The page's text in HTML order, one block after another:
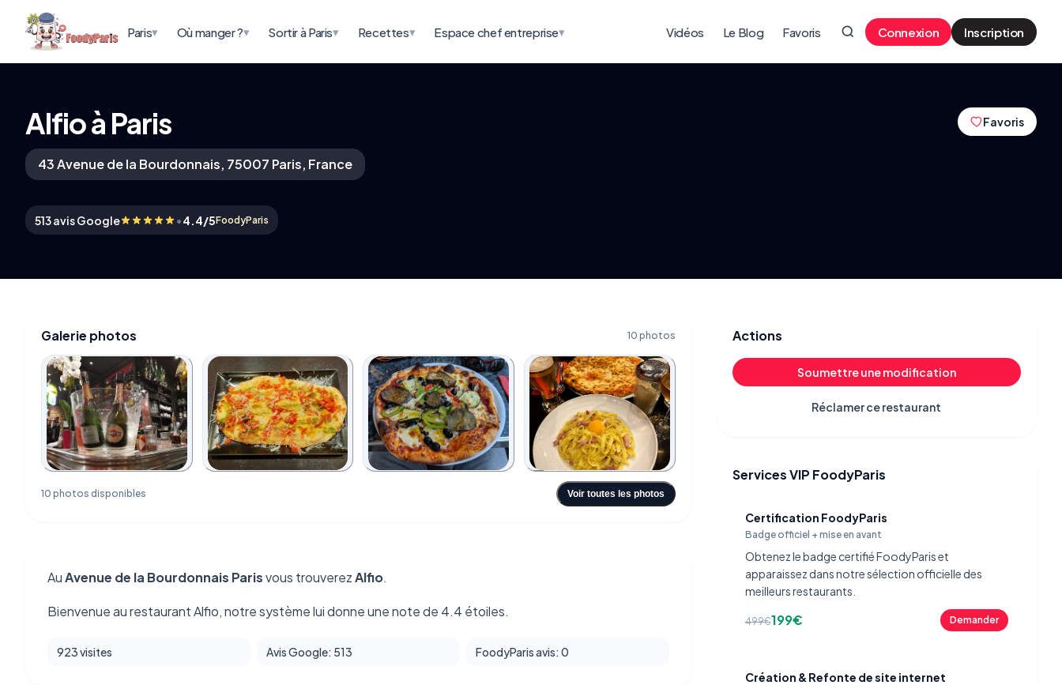
Paris▾ Où manger ?▾ Sortir à Paris▾ Recettes▾ Espace chef entreprise▾ Vidéos Le Blog Favoris Connexion Inscription
Alfio à Paris
43 Avenue de la Bourdonnais, 75007 Paris, France
513 avis Google •4.4/5FoodyParis
Favoris
Galerie photos 10 photos
10 photos disponibles Voir toutes les photos
AuAvenue de la Bourdonnais Parisvous trouverezAlfio.
Bienvenue au restaurant Alfio, notre système lui donne une note de 4.4 étoiles.
923 visites Avis Google: 513 FoodyParis avis: 0
Actions
Soumettre une modification
Réclamer ce restaurant
Services VIP FoodyParis
Certification FoodyParis
Badge officiel + mise en avant
Obtenez le badge certifié FoodyParis et
apparaissez dans notre sélection officielle des
meilleurs restaurants.
499€199€ Demander
Création & Refonte de site internet